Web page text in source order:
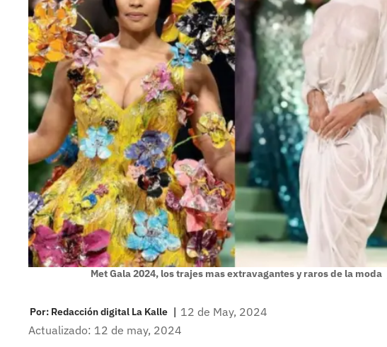
Met Gala 2024, los trajes mas extravagantes y raros de la moda
Por: Redacción digital La Kalle | 12 de May, 2024
Actualizado: 12 de may, 2024